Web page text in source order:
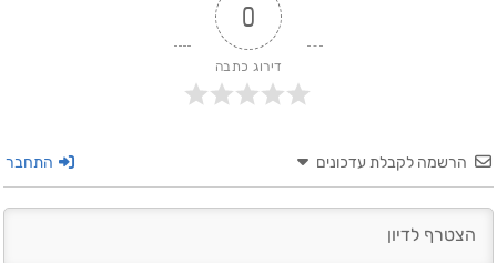
0
דירוג כתבה
הרשמה לקבלת עדכונים התחבר